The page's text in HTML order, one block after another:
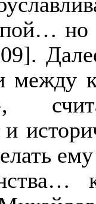
между
и